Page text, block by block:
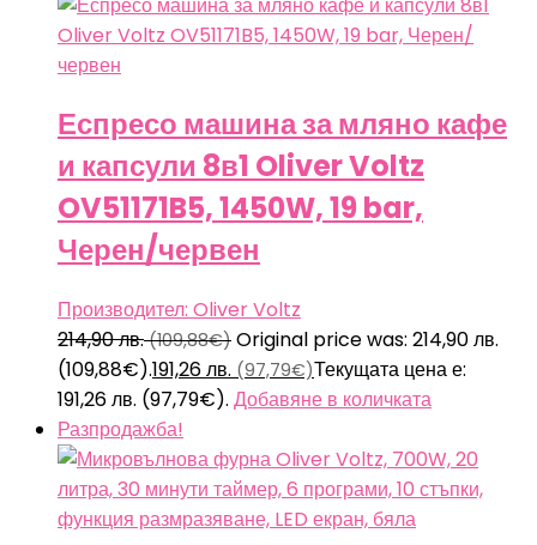
Еспресо машина за мляно кафе
и капсули 8в1 Oliver Voltz
OV51171B5, 1450W, 19 bar,
Черен/червен
Производител: Oliver Voltz
214,90лв.(109,88€) Original price was: 214,90 лв.
(109,88€).191,26лв. (97,79€)Текущата цена е:
191,26 лв. (97,79€). Добавяне в количката
Разпродажба!